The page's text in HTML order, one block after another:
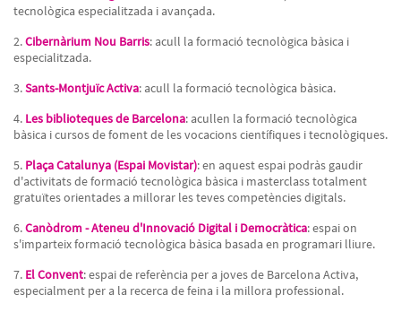
tecnològica especialitzada i avançada.
2.Cibernàrium Nou Barris: acull la formació tecnològica bàsica i
especialitzada.
3.Sants-Montjuïc Activa: acull la formació tecnològica bàsica.
4. Les biblioteques de Barcelona: acullen la formació tecnològica
bàsica i cursos de foment de les vocacions científiques i tecnològiques.
5. Plaça Catalunya (Espai Movistar): en aquest espai podràs gaudir
d'activitats de formació tecnològica bàsica i masterclass totalment
gratuïtes orientades a millorar les teves competències digitals.
6.Canòdrom - Ateneu d'Innovació Digital i Democràtica: espai on
s'imparteix formació tecnològica bàsica basada en programari lliure.
7. El Convent: espai de referència per a joves de Barcelona Activa,
especialment per a la recerca de feina i la millora professional.